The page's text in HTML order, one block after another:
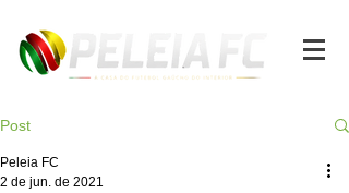
Post
Peleia FC
2 de jun. de 2021